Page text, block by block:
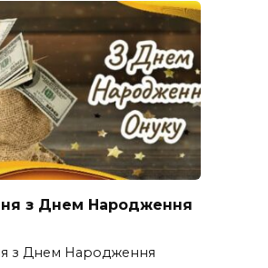
з Днем Народження
з Днем Народження